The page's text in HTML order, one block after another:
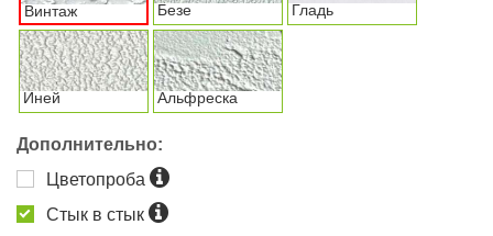
Винтаж Безе Гладь
Иней Альфреска
Дополнительно:
Цветопроба
Стык в стык